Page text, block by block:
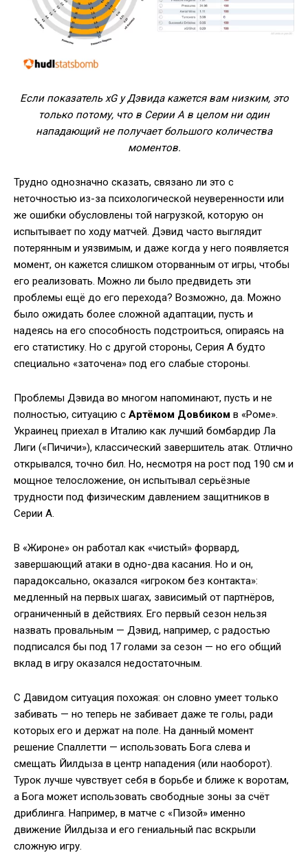
Если показатель xG у Дэвида кажется вам низким, это
только потому, что в Серии А в целом ни один
нападающий не получает большого количества
моментов.
Трудно однозначно сказать, связано ли это с
неточностью из-за психологической неуверенности или
же ошибки обусловлены той нагрузкой, которую он
испытывает по ходу матчей. Дэвид часто выглядит
потерянным и уязвимым, и даже когда у него появляется
момент, он кажется слишком оторванным от игры, чтобы
его реализовать. Можно ли было предвидеть эти
проблемы ещё до его перехода? Возможно, да. Можно
было ожидать более сложной адаптации, пусть и
надеясь на его способность подстроиться, опираясь на
его статистику. Но с другой стороны, Серия А будто
специально «заточена» под его слабые стороны.
Проблемы Дэвида во многом напоминают, пусть и не
полностью, ситуацию с Артёмом Довбиком в «Роме».
Украинец приехал в Италию как лучший бомбардир Ла
Лиги («Пичичи»), классический завершитель атак. Отлично
открывался, точно бил. Но, несмотря на рост под 190 см и
мощное телосложение, он испытывал серьёзные
трудности под физическим давлением защитников в
Серии А.
В «Жироне» он работал как «чистый» форвард,
завершающий атаки в одно-два касания. Но и он,
парадоксально, оказался «игроком без контакта»:
медленный на первых шагах, зависимый от партнёров,
ограниченный в действиях. Его первый сезон нельзя
назвать провальным — Дэвид, например, с радостью
подписался бы под 17 голами за сезон — но его общий
вклад в игру оказался недостаточным.
С Давидом ситуация похожая: он словно умеет только
забивать — но теперь не забивает даже те голы, ради
которых его и держат на поле. На данный момент
решение Спаллетти — использовать Бога слева и
смещать Йилдыза в центр нападения (или наоборот).
Турок лучше чувствует себя в борьбе и ближе к воротам,
а Бога может использовать свободные зоны за счёт
дриблинга. Например, в матче с «Пизой» именно
движение Йилдыза и его гениальный пас вскрыли
сложную игру.